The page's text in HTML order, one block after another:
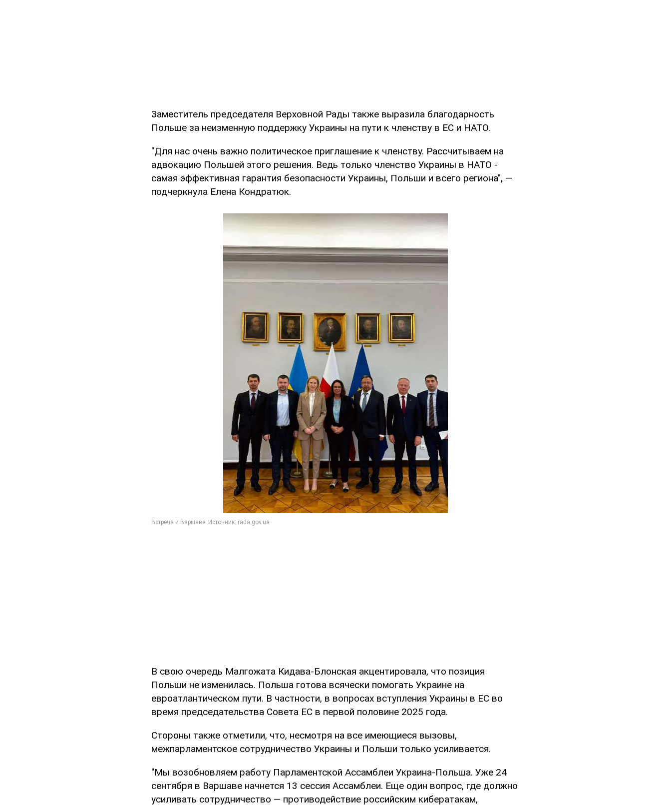
Заместитель председателя Верховной Рады также выразила благодарность
Польше за неизменную поддержку Украины на пути к членству в ЕС и НАТО.
"Для нас очень важно политическое приглашение к членству. Рассчитываем на
адвокацию Польшей этого решения. Ведь только членство Украины в НАТО -
самая эффективная гарантия безопасности Украины, Польши и всего региона", —
подчеркнула Елена Кондратюк.
В свою очередь Малгожата Кидава-Блонская акцентировала, что позиция
Польши не изменилась. Польша готова всячески помогать Украине на
евроатлантическом пути. В частности, в вопросах вступления Украины в ЕС во
время председательства Совета ЕС в первой половине 2025 года.
Стороны также отметили, что, несмотря на все имеющиеся вызовы,
межпарламентское сотрудничество Украины и Польши только усиливается.
"Мы возобновляем работу Парламентской Ассамблеи Украина-Польша. Уже 24
сентября в Варшаве начнется 13 сессия Ассамблеи. Еще один вопрос, где должно
усиливать сотрудничество — противодействие российским кибератакам,